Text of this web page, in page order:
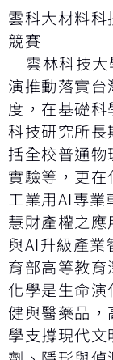
雲科大材料
競賽
雲林科技大
演推動落實
度，在基礎
科技研究所
括全校普通
實驗等，更
工業用AI專業
慧財產權之
與AI升級產業
育部高等教育
化學是生命
健與醫藥品
學支撐現代